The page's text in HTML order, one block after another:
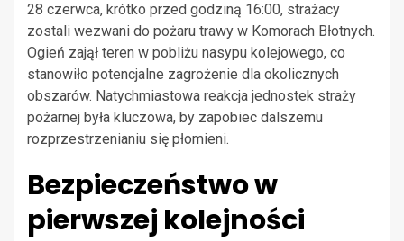
28 czerwca, krótko przed godziną 16:00, strażacy
zostali wezwani do pożaru trawy w Komorach Błotnych.
Ogień zajął teren w pobliżu nasypu kolejowego, co
stanowiło potencjalne zagrożenie dla okolicznych
obszarów. Natychmiastowa reakcja jednostek straży
pożarnej była kluczowa, by zapobiec dalszemu
rozprzestrzenianiu się płomieni.
Bezpieczeństwo w
pierwszej kolejności